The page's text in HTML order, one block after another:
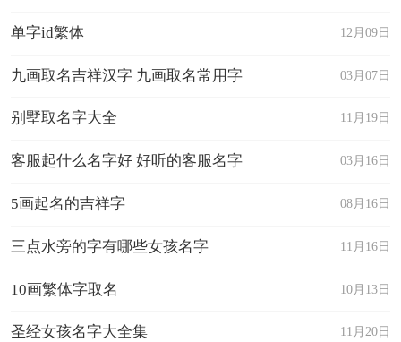
12月09日
单字id繁体
03月07日
九画取名吉祥汉字 九画取名常用字
11月19日
别墅取名字大全
03月16日
客服起什么名字好 好听的客服名字
08月16日
5画起名的吉祥字
11月16日
三点水旁的字有哪些女孩名字
10月13日
10画繁体字取名
11月20日
圣经女孩名字大全集